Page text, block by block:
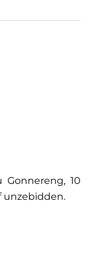
10
unzebidden.